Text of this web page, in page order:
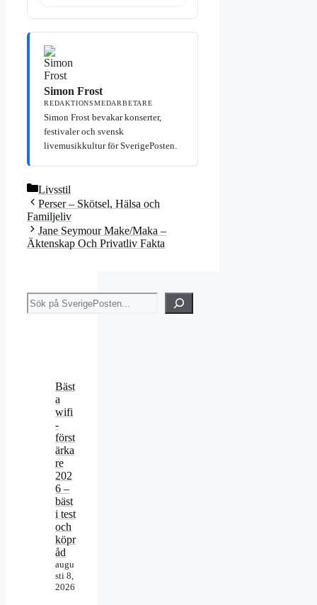
Simon Frost
REDAKTIONSMEDARBETARE
Simon Frost bevakar konserter,
festivaler och svensk
livemusikkultur för SverigePosten.
Kategorier
Livsstil
Perser – Skötsel, Hälsa och
Familjeliv
Jane Seymour Make/Maka –
Äktenskap Och Privatliv Fakta
Sök
Bäst
a
wifi
-
först
ärka
re
202
6 –
bäst
i test
och
köpr
åd
augu
sti 8,
2026